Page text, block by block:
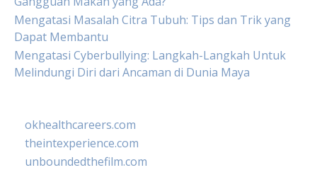
Mengatasi Masalah Citra Tubuh: Tips dan Trik yang
Dapat Membantu
Mengatasi Cyberbullying: Langkah-Langkah Untuk
Melindungi Diri dari Ancaman di Dunia Maya
okhealthcareers.com
theintexperience.com
unboundedthefilm.com